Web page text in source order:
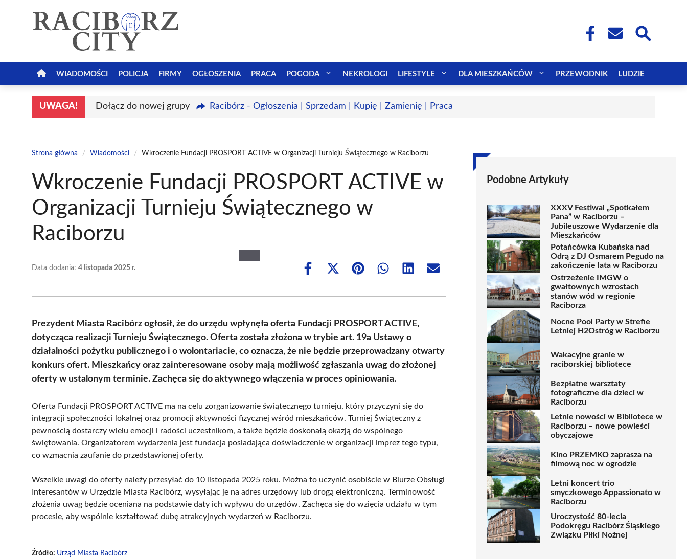
WIADOMOŚCI POLICJA FIRMY OGŁOSZENIA PRACA POGODA NEKROLOGI LIFESTYLE DLA MIESZKAŃCÓW PRZEWODNIK LUDZIE
UWAGA! Dołącz do nowej grupy Racibórz - Ogłoszenia | Sprzedam | Kupię | Zamienię | Praca
Strona główna / Wiadomości / Wkroczenie Fundacji PROSPORT ACTIVE w Organizacji Turnieju Świątecznego w Raciborzu
Wkroczenie Fundacji PROSPORT ACTIVE w
Organizacji Turnieju Świątecznego w
Raciborzu
Data dodania: 4 listopada 2025 r.
Share
Share
(Twitter)
Share Share Share Share
Prezydent Miasta Racibórz ogłosił, że do urzędu wpłynęła oferta Fundacji PROSPORT ACTIVE,
dotycząca realizacji Turnieju Świątecznego. Oferta została złożona w trybie art. 19a Ustawy o
działalności pożytku publicznego i o wolontariacie, co oznacza, że nie będzie przeprowadzany otwarty
konkurs ofert. Mieszkańcy oraz zainteresowane osoby mają możliwość zgłaszania uwag do złożonej
oferty w ustalonym terminie. Zachęca się do aktywnego włączenia w proces opiniowania.
Oferta Fundacji PROSPORT ACTIVE ma na celu zorganizowanie świątecznego turnieju, który przyczyni się do
integracji społeczności lokalnej oraz promocji aktywności fizycznej wśród mieszkańców. Turniej Świąteczny z
pewnością dostarczy wielu emocji i radości uczestnikom, a także będzie doskonałą okazją do wspólnego
świętowania. Organizatorem wydarzenia jest fundacja posiadająca doświadczenie w organizacji imprez tego typu,
co wzmacnia zaufanie do przedstawionej oferty.
Wszelkie uwagi do oferty należy przesyłać do 10 listopada 2025 roku. Można to uczynić osobiście w Biurze Obsługi
Interesantów w Urzędzie Miasta Racibórz, wysyłając je na adres urzędowy lub drogą elektroniczną. Terminowość
złożenia uwag będzie oceniana na podstawie daty ich wpływu do urzędów. Zachęca się do wzięcia udziału w tym
procesie, aby wspólnie kształtować dubę atrakcyjnych wydarzeń w Raciborzu.
Źródło: Urząd Miasta Racibórz
Podobne Artykuły
XXXV Festiwal „Spotkałem
Pana” w Raciborzu –
Jubileuszowe Wydarzenie dla
Mieszkańców
Potańcówka Kubańska nad
Odrą z DJ Osmarem Pegudo na
zakończenie lata w Raciborzu
Ostrzeżenie IMGW o
gwałtownych wzrostach
stanów wód w regionie
Raciborza
Nocne Pool Party w Strefie
Letniej H2Ostróg w Raciborzu
Wakacyjne granie w
raciborskiej bibliotece
Bezpłatne warsztaty
fotograficzne dla dzieci w
Raciborzu
Letnie nowości w Bibliotece w
Raciborzu – nowe powieści
obyczajowe
Kino PRZEMKO zaprasza na
filmową noc w ogrodzie
Letni koncert trio
smyczkowego Appassionato w
Raciborzu
Uroczystość 80-lecia
Podokręgu Racibórz Śląskiego
Związku Piłki Nożnej